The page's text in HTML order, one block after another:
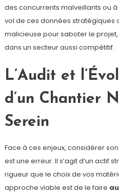
des concurrents malveillants ou
vol de ces données stratégiques
malicieuse pour saboter le
dans un secteur aussi compétitif.
L’Audit et
d’un Chantier
Serein
Face à ces enjeux, considérer
est une erreur. Il s’agit d’un actif
rigueur que le choix de vos
approche viable est de le faire